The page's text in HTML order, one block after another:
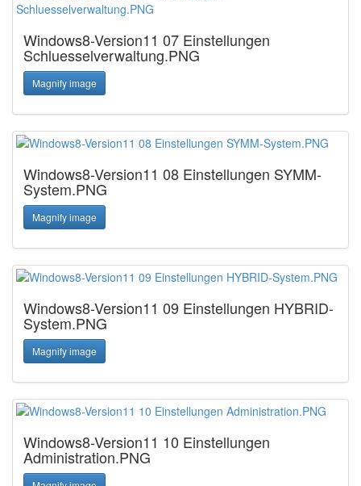
Windows8-Version11 07 Einstellungen
Schluesselverwaltung.PNG
Magnify image
Windows8-Version11 08 Einstellungen SYMM-
System.PNG
Magnify image
Windows8-Version11 09 Einstellungen HYBRID-
System.PNG
Magnify image
Windows8-Version11 10 Einstellungen
Administration.PNG